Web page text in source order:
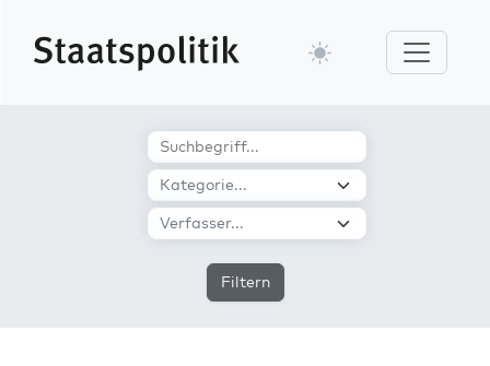
Filtern